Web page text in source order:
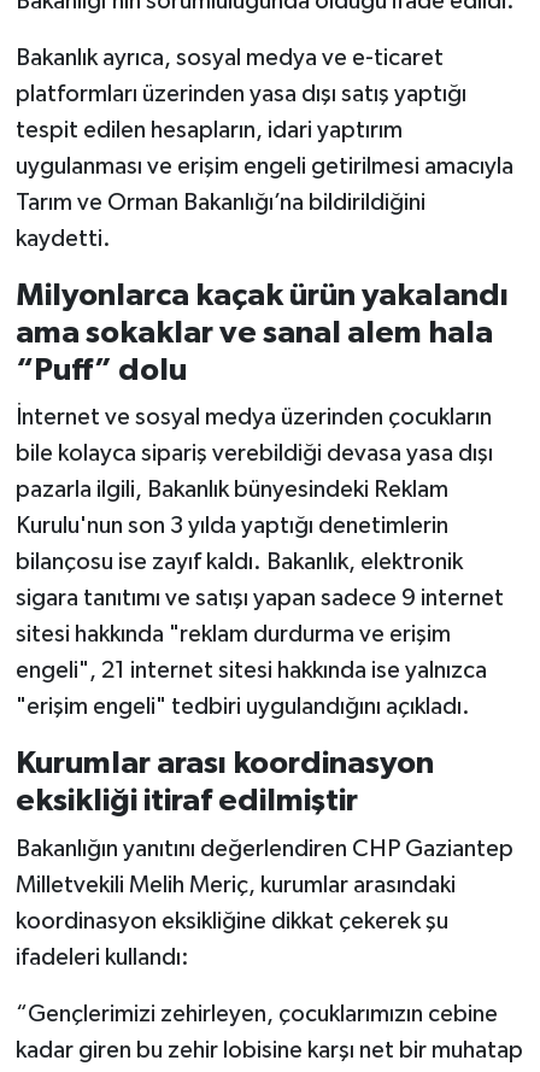
Bakanlık ayrıca, sosyal medya ve e-ticaret
platformları üzerinden yasa dışı satış yaptığı
tespit edilen hesapların, idari yaptırım
uygulanması ve erişim engeli getirilmesi amacıyla
Tarım ve Orman Bakanlığı’na bildirildiğini
kaydetti.
Milyonlarca kaçak ürün yakalandı
ama sokaklar ve sanal alem hala
“Puff” dolu
İnternet ve sosyal medya üzerinden çocukların
bile kolayca sipariş verebildiği devasa yasa dışı
pazarla ilgili, Bakanlık bünyesindeki Reklam
Kurulu'nun son 3 yılda yaptığı denetimlerin
bilançosu ise zayıf kaldı. Bakanlık, elektronik
sigara tanıtımı ve satışı yapan sadece 9 internet
sitesi hakkında "reklam durdurma ve erişim
engeli", 21 internet sitesi hakkında ise yalnızca
"erişim engeli" tedbiri uygulandığını açıkladı.
Kurumlar arası koordinasyon
eksikliği itiraf edilmiştir
Bakanlığın yanıtını değerlendiren CHP Gaziantep
Milletvekili Melih Meriç, kurumlar arasındaki
koordinasyon eksikliğine dikkat çekerek şu
ifadeleri kullandı:
“Gençlerimizi zehirleyen, çocuklarımızın cebine
kadar giren bu zehir lobisine karşı net bir muhatap